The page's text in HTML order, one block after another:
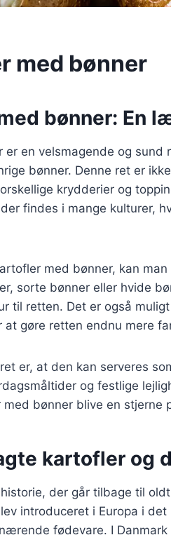
med bønner
bønner: En
en velsmagende og sund
bønner. Denne ret er
krydderier og
findes i mange kulturer,
med bønner, kan
sorte bønner eller hvide
til retten. Det er også
at gøre retten endnu mere
er, at den kan serveres
og festlige
bønner blive en stjerne
kartofler og
der går tilbage til
introduceret i Europa i
fødevare. I